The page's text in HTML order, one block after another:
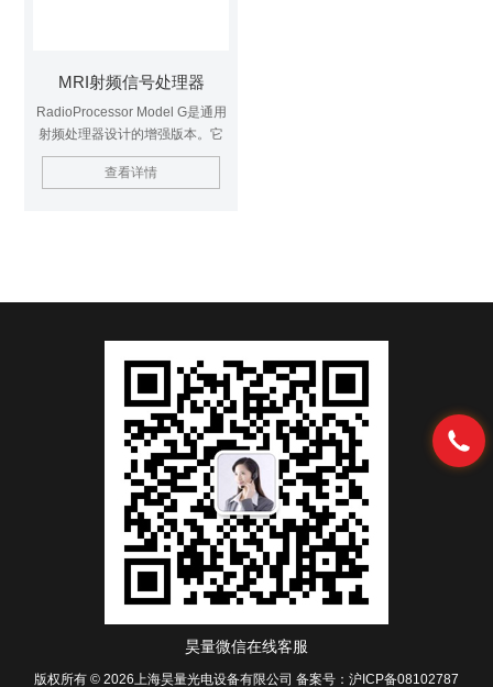
MRI射频信号处理器
RadioProcessor Model G是通用
射频处理器设计的增强版本。它
通过增加三个梯度电压输出，大
大扩展了射频处理器已经具备的
查看详情
昊量微信在线客服
版权所有 © 2026上海昊量光电设备有限公司 备案号：沪ICP备08102787